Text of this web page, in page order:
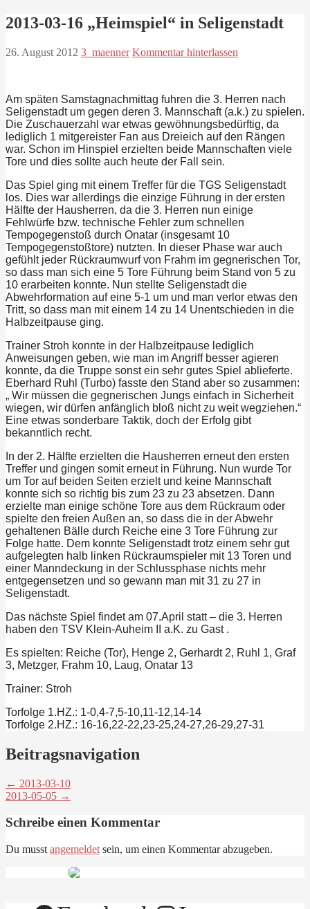
2013-03-16 „Heimspiel“ in Seligenstadt
26. August 2012 3_maenner Kommentar hinterlassen
Am späten Samstagnachmittag fuhren die 3. Herren nach
Seligenstadt um gegen deren 3. Mannschaft (a.k.) zu spielen.
Die Zuschauerzahl war etwas gewöhnungsbedürftig, da
lediglich 1 mitgereister Fan aus Dreieich auf den Rängen
war. Schon im Hinspiel erzielten beide Mannschaften viele
Tore und dies sollte auch heute der Fall sein.
Das Spiel ging mit einem Treffer für die TGS Seligenstadt
los. Dies war allerdings die einzige Führung in der ersten
Hälfte der Hausherren, da die 3. Herren nun einige
Fehlwürfe bzw. technische Fehler zum schnellen
Tempogegenstoß durch Onatar (insgesamt 10
Tempogegenstoßtore) nutzten. In dieser Phase war auch
gefühlt jeder Rückraumwurf von Frahm im gegnerischen Tor,
so dass man sich eine 5 Tore Führung beim Stand von 5 zu
10 erarbeiten konnte. Nun stellte Seligenstadt die
Abwehrformation auf eine 5-1 um und man verlor etwas den
Tritt, so dass man mit einem 14 zu 14 Unentschieden in die
Halbzeitpause ging.
Trainer Stroh konnte in der Halbzeitpause lediglich
Anweisungen geben, wie man im Angriff besser agieren
konnte, da die Truppe sonst ein sehr gutes Spiel ablieferte.
Eberhard Ruhl (Turbo) fasste den Stand aber so zusammen:
„ Wir müssen die gegnerischen Jungs einfach in Sicherheit
wiegen, wir dürfen anfänglich bloß nicht zu weit wegziehen.“
Eine etwas sonderbare Taktik, doch der Erfolg gibt
bekanntlich recht.
In der 2. Hälfte erzielten die Hausherren erneut den ersten
Treffer und gingen somit erneut in Führung. Nun wurde Tor
um Tor auf beiden Seiten erzielt und keine Mannschaft
konnte sich so richtig bis zum 23 zu 23 absetzen. Dann
erzielte man einige schöne Tore aus dem Rückraum oder
spielte den freien Außen an, so dass die in der Abwehr
gehaltenen Bälle durch Reiche eine 3 Tore Führung zur
Folge hatte. Dem konnte Seligenstadt trotz einem sehr gut
aufgelegten halb linken Rückraumspieler mit 13 Toren und
einer Manndeckung in der Schlussphase nichts mehr
entgegensetzen und so gewann man mit 31 zu 27 in
Seligenstadt.
Das nächste Spiel findet am 07.April statt – die 3. Herren
haben den TSV Klein-Auheim II a.K. zu Gast .
Es spielten: Reiche (Tor), Henge 2, Gerhardt 2, Ruhl 1, Graf
3, Metzger, Frahm 10, Laug, Onatar 13
Trainer: Stroh
Torfolge 1.HZ.: 1-0,4-7,5-10,11-12,14-14
Torfolge 2.HZ.: 16-16,22-22,23-25,24-27,26-29,27-31
Beitragsnavigation
← 2013-03-10
2013-05-05 →
Schreibe einen Kommentar
Du musst angemeldet sein, um einen Kommentar abzugeben.